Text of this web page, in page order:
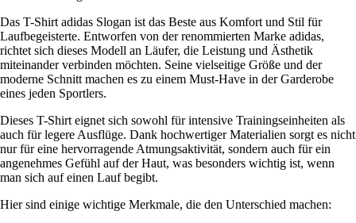
Das T-Shirt adidas Slogan ist das Beste aus Komfort und Stil für
Laufbegeisterte. Entworfen von der renommierten Marke adidas,
richtet sich dieses Modell an Läufer, die Leistung und Ästhetik
miteinander verbinden möchten. Seine vielseitige Größe und der
moderne Schnitt machen es zu einem Must-Have in der Garderobe
eines jeden Sportlers.
Dieses T-Shirt eignet sich sowohl für intensive Trainingseinheiten als
auch für legere Ausflüge. Dank hochwertiger Materialien sorgt es nicht
nur für eine hervorragende Atmungsaktivität, sondern auch für ein
angenehmes Gefühl auf der Haut, was besonders wichtig ist, wenn
man sich auf einen Lauf begibt.
Hier sind einige wichtige Merkmale, die den Unterschied machen: